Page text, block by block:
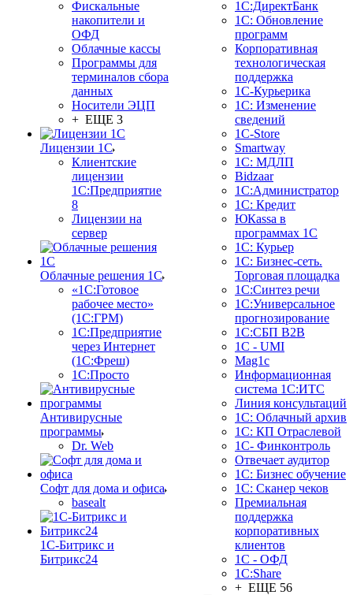
Фискальные
накопители и
ОФД
Облачные кассы
Программы для
терминалов сбора
данных
Носители ЭЦП
+ ЕЩЕ 3
Лицензии 1С
Клиентские
лицензии
1С:Предприятие
8
Лицензии на
сервер
Облачные решения 1С
«1C:Готовое
рабочее место»
(1С:ГРМ)
1С:Предприятие
через Интернет
(1С:Фреш)
1С:Просто
Антивирусные
программы
Dr. Web
Софт для дома и офиса
basealt
1С-Битрикс и
Битрикс24
1С:ДиректБанк
1С: Обновление
программ
Корпоративная
технологическая
поддержка
1С-Курьерика
1С: Изменение
сведений
1C-Store
Smartway
1С: МДЛП
Bidzaar
1С:Администратор
1С: Кредит
ЮКаssа в
программах 1С
1С: Курьер
1С: Бизнес-сеть.
Торговая площадка
1С:Синтез речи
1С:Универсальное
прогнозирование
1С:СБП B2B
1C - UMI
Mag1c
Информационная
система 1С:ИТС
Линия консультаций
1С: Облачный архив
1С: КП Отраслевой
1С- Финконтроль
Отвечает аудитор
1С: Бизнес обучение
1С: Сканер чеков
Премиальная
поддержка
корпоративных
клиентов
1С - ОФД
1С:Share
+ ЕЩЕ 56